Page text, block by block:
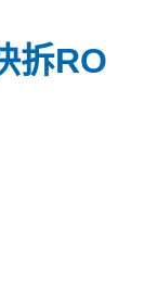
拆RO